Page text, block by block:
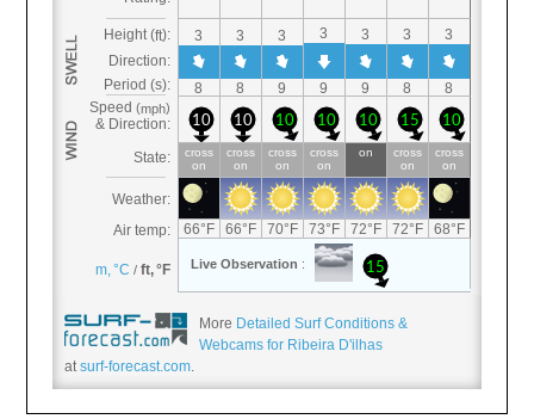
More Detailed Surf Conditions &
Webcams for Ribeira D'ilhas
atsurf-forecast.com.